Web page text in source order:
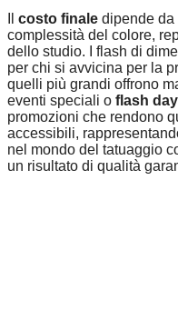
costo finale dipende da
complessità del colore,
dello studio. I flash di
per chi si avvicina per la
quelli più grandi offrono
eventi speciali o flash
promozioni che rendono
accessibili,
nel mondo del tatuaggio
un risultato di qualità